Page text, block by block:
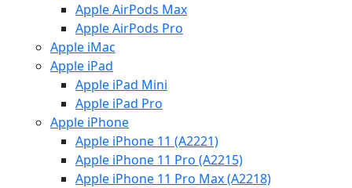
Apple AirPods Max
Apple AirPods Pro
Apple iMac
Apple iPad
Apple iPad Mini
Apple iPad Pro
Apple iPhone
Apple iPhone 11 (A2221)
Apple iPhone 11 Pro (A2215)
Apple iPhone 11 Pro Max (A2218)